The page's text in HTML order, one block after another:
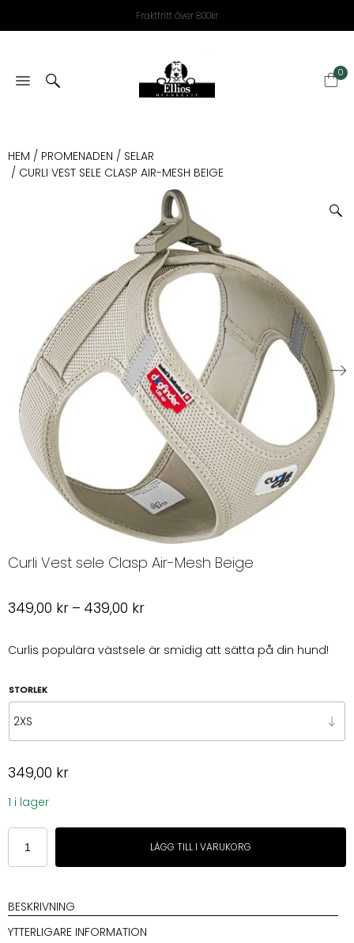
Fraktfritt över 800kr
0
HEM / PROMENADEN / SELAR
/ CURLI VEST SELE CLASP AIR-MESH BEIGE
Curli Vest sele Clasp Air-Mesh Beige
349,00 kr – 439,00 krPrisintervall:
till
Curlis populära västsele är smidig att sätta på din hund!
STORLEK
349,00 kr
1 i lager
Curli
Vest
sele
Air-
Mesh
Beige
LÄGG TILL I VARUKORG
BESKRIVNING
YTTERLIGARE INFORMATION